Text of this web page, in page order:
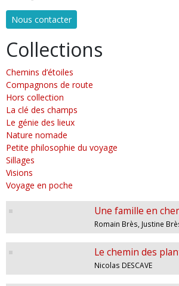
Nous contacter
Collections
Chemins d’étoiles
Compagnons de route
Hors collection
La clé des champs
Le génie des lieux
Nature nomade
Petite philosophie du voyage
Sillages
Visions
Voyage en poche
Une famille en
Romain Brès, Justine
Le chemin des
Nicolas DESCAVE